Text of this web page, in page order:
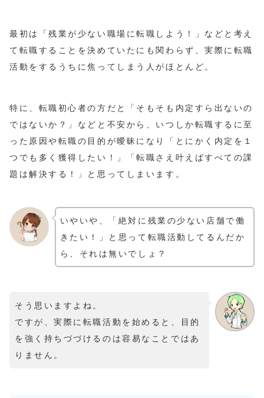
最初は「残業が少ない職場に転職しよう！」などと考え
て転職することを決めていたにも関わらず、実際に転職
活動をするうちに焦ってしまう人がほとんど。
特に、転職初心者の方だと「そもそも内定すら出ないの
ではないか？」などと不安から、いつしか転職するに至
った原因や転職の目的が曖昧になり「とにかく内定を１
つでも多く獲得したい！」「転職さえ叶えばすべての課
題は解決する！」と思ってしまいます。
いやいや、「絶対に残業の少ない店舗で働
きたい！」と思って転職活動してるんだか
ら、それは無いでしょ？
そう思いますよね。
ですが、実際に転職活動を始めると、目的
を強く持ちづづけるのは容易なことではあ
りません。